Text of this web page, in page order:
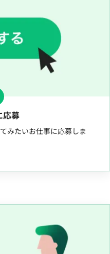
応募
みたいお仕事に応募しま